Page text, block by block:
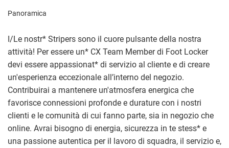
Panoramica
I/Le nostr* Stripers sono il cuore pulsante della nostra
attività! Per essere un* CX Team Member di Foot Locker
devi essere appassionat* di servizio al cliente e di creare
un'esperienza eccezionale all’interno del negozio.
Contribuirai a mantenere un'atmosfera energica che
favorisce connessioni profonde e durature con i nostri
clienti e le comunità di cui fanno parte, sia in negozio che
online. Avrai bisogno di energia, sicurezza in te stess* e
una passione autentica per il lavoro di squadra, il servizio e,